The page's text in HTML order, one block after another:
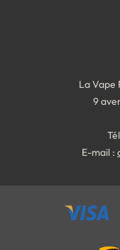
La Vape
9
E-mail :